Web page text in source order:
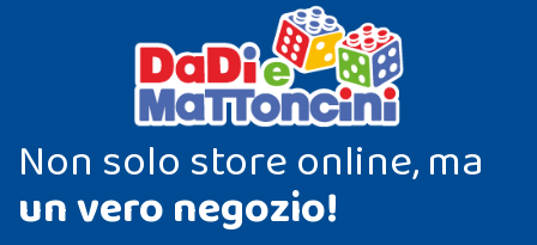
Non solo store online, ma
un vero negozio!